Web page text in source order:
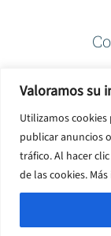
Valoramos su
Utilizamos cookies
publicar anuncios
tráfico. Al hacer
de las cookies.